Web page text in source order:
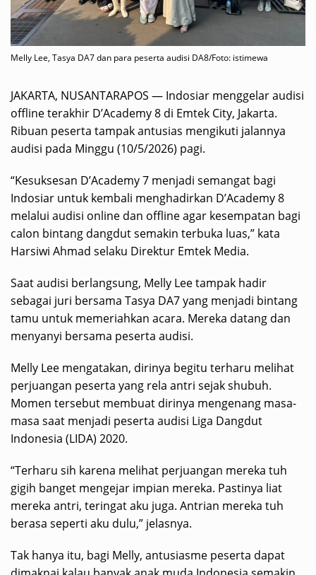
Melly Lee, Tasya DA7 dan para peserta audisi DA8/Foto: istimewa
JAKARTA, NUSANTARAPOS — Indosiar menggelar audisi
offline terakhir D’Academy 8 di Emtek City, Jakarta.
Ribuan peserta tampak antusias mengikuti jalannya
audisi pada Minggu (10/5/2026) pagi.
“Kesuksesan D’Academy 7 menjadi semangat bagi
Indosiar untuk kembali menghadirkan D’Academy 8
melalui audisi online dan offline agar kesempatan bagi
calon bintang dangdut semakin terbuka luas,” kata
Harsiwi Ahmad selaku Direktur Emtek Media.
Saat audisi berlangsung, Melly Lee tampak hadir
sebagai juri bersama Tasya DA7 yang menjadi bintang
tamu untuk memeriahkan acara. Mereka datang dan
menyanyi bersama peserta audisi.
Melly Lee mengatakan, dirinya begitu terharu melihat
perjuangan peserta yang rela antri sejak shubuh.
Momen tersebut membuat dirinya mengenang masa-
masa saat menjadi peserta audisi Liga Dangdut
Indonesia (LIDA) 2020.
“Terharu sih karena melihat perjuangan mereka tuh
gigih banget mengejar impian mereka. Pastinya liat
mereka antri, teringat aku juga. Antrian mereka tuh
berasa seperti aku dulu,” jelasnya.
Tak hanya itu, bagi Melly, antusiasme peserta dapat